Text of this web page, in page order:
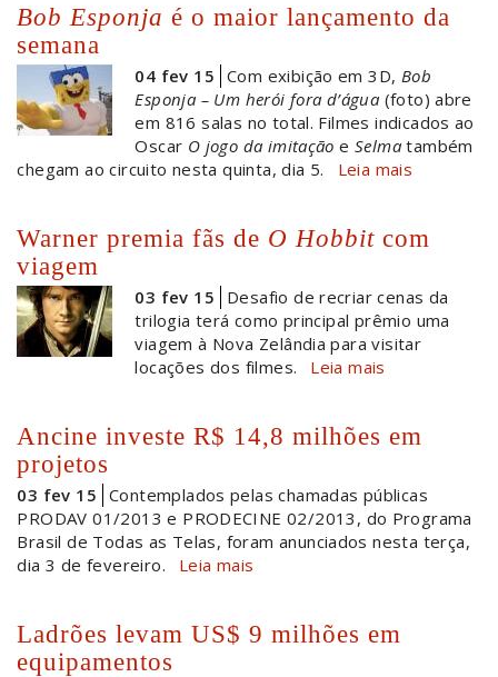
Bob Esponja é o maior lançamento da
semana
04 fev 15 Com exibição em 3D, Bob
Esponja – Um herói fora d’água (foto) abre
em 816 salas no total. Filmes indicados ao
Oscar O jogo da imitação eSelmatambém
chegam ao circuito nesta quinta, dia 5.
Leia mais
Warner premia fãs de O Hobbit com
viagem
03 fev 15
Desafio de recriar cenas da
trilogia terá como principal prêmio uma
viagem à Nova Zelândia para visitar
locações dos filmes.
Leia mais
Ancine investe R$ 14,8 milhões em
projetos
03 fev 15 Contemplados pelas chamadas públicas
PRODAV 01/2013 e PRODECINE 02/2013, do Programa
Brasil de Todas as Telas, foram anunciados nesta terça,
dia 3 de fevereiro.
Leia mais
Ladrões levam US$ 9 milhões em
equipamentos